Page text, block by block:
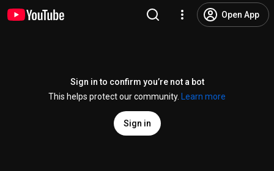
Open App
Sign in to confirm you’re not a bot
This helps protect our community.
Learn more
Sign in